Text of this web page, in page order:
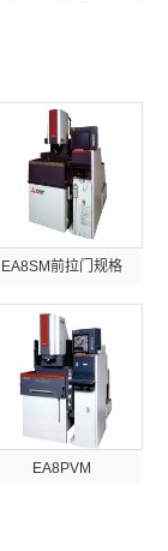
EA8SM前拉门规格
EA8PVM